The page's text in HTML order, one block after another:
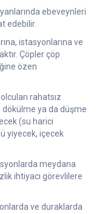
ebeveynleri
edebilir.
istasyonlarına ve
Çöpler çöp
özen
rahatsız
dökülme ya da düşme
(su harici
yiyecek, içecek
meydana
ihtiyacı görevlilere
ve duraklarda